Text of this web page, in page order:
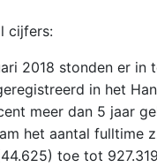
cijfers:
2018 stonden er in
in het
meer dan 5 jaar
het aantal fulltime
toe tot